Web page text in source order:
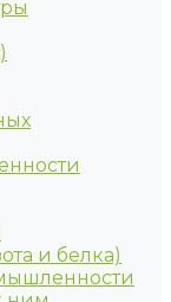
и белка)